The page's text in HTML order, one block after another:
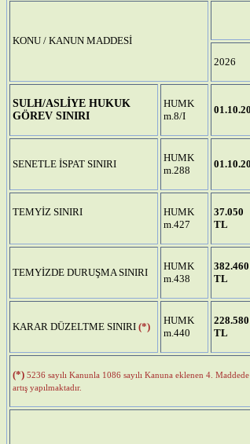
KONU / KANUN MADDESİ
2026
SULH/ASLİYE HUKUK
GÖREV SINIRI
HUMK
m.8/I
SENETLE İSPAT SINIRI
HUMK
m.288
TEMYİZ SINIRI
HUMK
m.427
37.050
TL
TEMYİZDE DURUŞMA SINIRI
HUMK
m.438
382.460
TL
KARAR DÜZELTME SINIRI (*)
HUMK
m.440
228.580
TL
(*) 5236 sayılı Kanunla 1086 sayılı Kanuna eklenen 4.
artış yapılmaktadır.